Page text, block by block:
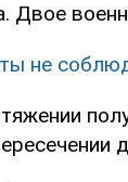
Двое
не